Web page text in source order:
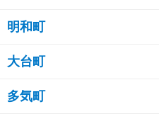
明和町
大台町
多気町